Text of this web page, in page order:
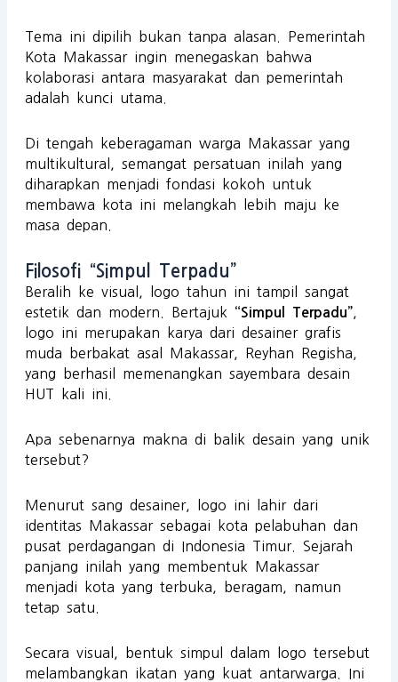
Tema ini dipilih bukan tanpa alasan. Pemerintah
Kota Makassar ingin menegaskan bahwa
kolaborasi antara masyarakat dan pemerintah
adalah kunci utama.
Di tengah keberagaman warga Makassar yang
multikultural, semangat persatuan inilah yang
diharapkan menjadi fondasi kokoh untuk
membawa kota ini melangkah lebih maju ke
masa depan.
Filosofi “Simpul Terpadu”
Beralih ke visual, logo tahun ini tampil sangat
estetik dan modern. Bertajuk
“Simpul Terpadu”,
logo ini merupakan karya dari desainer grafis
muda berbakat asal Makassar, Reyhan Regisha,
yang berhasil memenangkan sayembara desain
HUT kali ini.
Apa sebenarnya makna di balik desain yang unik
tersebut?
Menurut sang desainer, logo ini lahir dari
identitas Makassar sebagai kota pelabuhan dan
pusat perdagangan di Indonesia Timur. Sejarah
panjang inilah yang membentuk Makassar
menjadi kota yang terbuka, beragam, namun
tetap satu.
Secara visual, bentuk simpul dalam logo tersebut
melambangkan ikatan yang kuat antarwarga. Ini